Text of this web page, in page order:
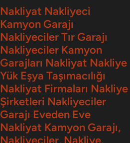
İçeriğe
geç
Nakliyat Nakliyeci
Kamyon Garajı
Nakliyeciler Tır Garajı
Nakliyeciler Kamyon
Garajları Nakliyat Nakliye
Yük Eşya Taşımacılığı
Nakliyat Firmaları Nakliye
Şirketleri Nakliyeciler
Garajı Eveden Eve
Nakliyat Kamyon Garajı,
Nakliyeciler, Nakliye,